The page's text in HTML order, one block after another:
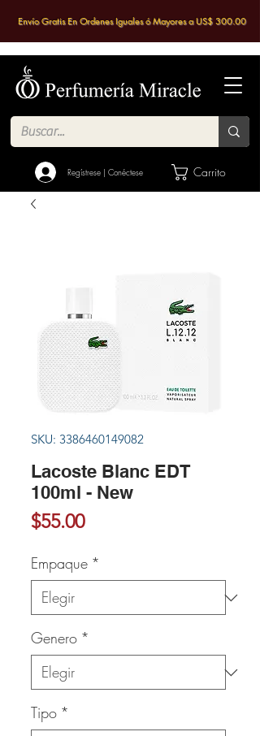
Regístrese | Conéctese Carrito
Envío Gratis En Ordenes Iguales ó Mayores a US$ 300.00
SKU: 3386460149082
Lacoste Blanc EDT
100ml - New
$55.00Precio
Empaque *
Genero *
Tipo *